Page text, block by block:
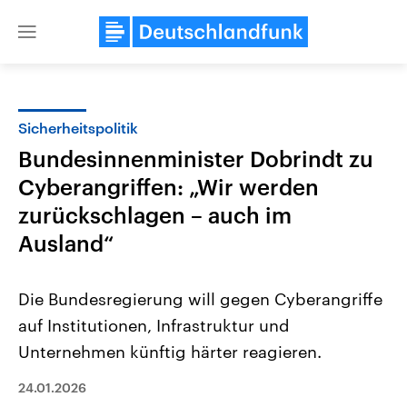
Close
Landtagswahl Sachsen-Anhalt
2026
Alle Informationen
Sachsen-Anhalt wählt am 6.
Landtag. Seit 2021 wird das
Aktuelle Beiträge,
Hintergründe
Wirtschaftlich und
Sicherheitspolitik
Bundesinnenminister Dobrindt zu
Cyberangriffen: „Wir werden
zurückschlagen – auch im
Ausland“
Die Bundesregierung will gegen Cyberangriffe
auf Institutionen, Infrastruktur und
Unternehmen künftig härter reagieren.
24.01.2026